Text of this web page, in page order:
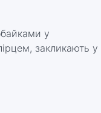
у
закликають у